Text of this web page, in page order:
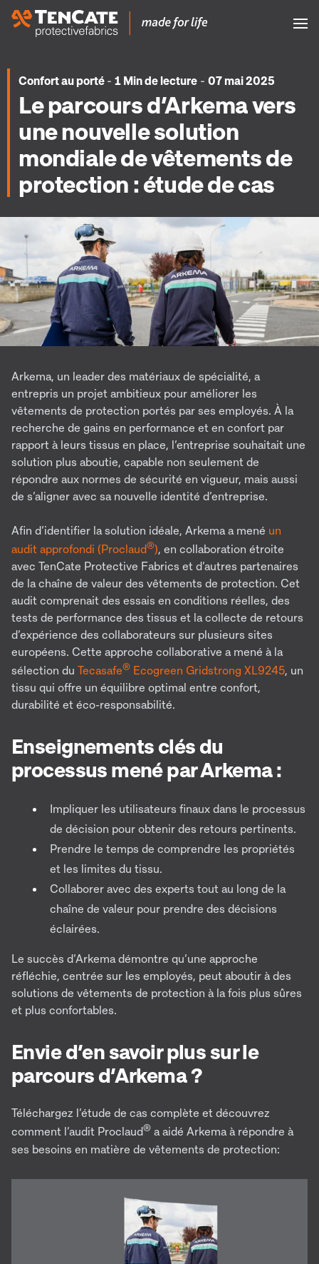
Confort au porté - 1 Min de lecture - 07 mai 2025
Le parcours d’Arkema vers
une nouvelle solution
mondiale de vêtements de
protection : étude de cas
Arkema, un leader des matériaux de spécialité, a
entrepris un projet ambitieux pour améliorer les
vêtements de protection portés par ses employés. À la
recherche de gains en performance et en confort par
rapport à leurs tissus en place, l’entreprise souhaitait une
solution plus aboutie, capable non seulement de
répondre aux normes de sécurité en vigueur, mais aussi
de s’aligner avec sa nouvelle identité d’entreprise.
Afin d’identifier la solution idéale, Arkema a mené un
audit approfondi (Proclaud®), en collaboration étroite
avec TenCate Protective Fabrics et d’autres partenaires
de la chaîne de valeur des vêtements de protection. Cet
audit comprenait des essais en conditions réelles, des
tests de performance des tissus et la collecte de retours
d’expérience des collaborateurs sur plusieurs sites
européens. Cette approche collaborative a mené à la
sélection du Tecasafe® Ecogreen Gridstrong XL9245, un
tissu qui offre un équilibre optimal entre confort,
durabilité et éco-responsabilité.
Enseignements clés du
processus mené par Arkema :
Impliquer les utilisateurs finaux dans le processus
de décision pour obtenir des retours pertinents.
Prendre le temps de comprendre les propriétés
et les limites du tissu.
Collaborer avec des experts tout au long de la
chaîne de valeur pour prendre des décisions
éclairées.
Le succès d’Arkema démontre qu’une approche
réfléchie, centrée sur les employés, peut aboutir à des
solutions de vêtements de protection à la fois plus sûres
et plus confortables.
Envie d’en savoir plus sur le
parcours d’Arkema ?
Téléchargez l’étude de cas complète et découvrez
comment l’audit Proclaud® a aidé Arkema à répondre à
ses besoins en matière de vêtements de protection: